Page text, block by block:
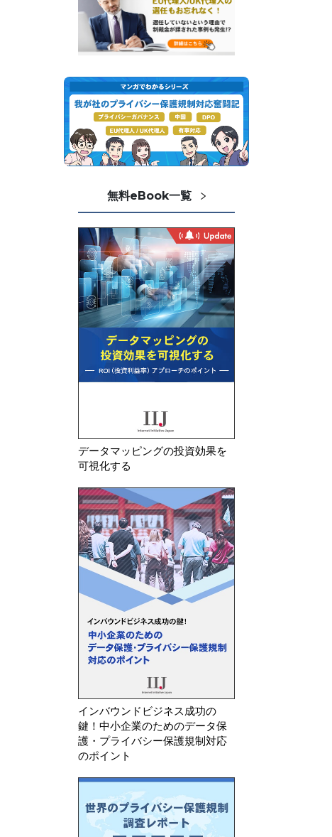
無料eBook一覧
データマッピングの投資効果を
可視化する
インバウンドビジネス成功の
鍵！中小企業のためのデータ保
護・プライバシー保護規制対応
のポイント